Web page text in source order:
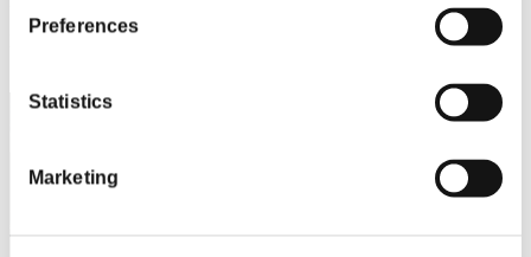
Preferences
Statistics
Marketing